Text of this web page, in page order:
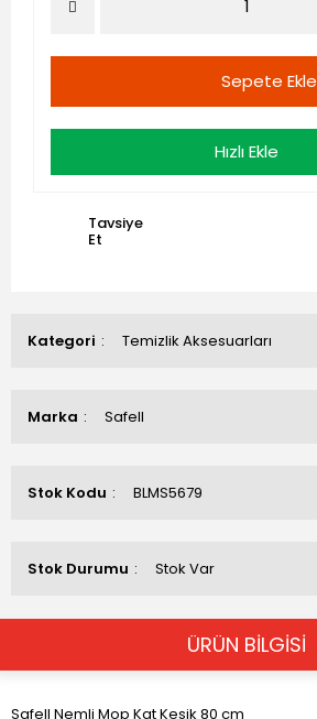
Kategori Temizlik Aksesuarları
Marka Safell
Stok Kodu BLMS5679
Stok Durumu Stok Var
Sepete Ekle
Hızlı Ekle
Tavsiye
Et
ÜRÜN BİLGİSİ
Safell Nemli Mop Kat Kesik 80 cm